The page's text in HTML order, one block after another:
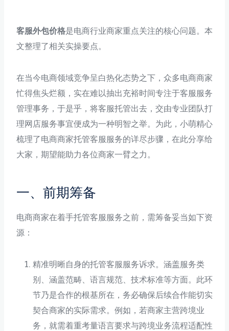
客服外包价格是电商行业商家重点关注的核心问题。本
文整理了相关实操要点。
在当今电商领域竞争呈白热化态势之下，众多电商商家
忙得焦头烂额，实在难以抽出充裕时间专注于客服服务
管理事务，于是乎，将客服托管出去，交由专业团队打
理网店服务事宜便成为一种明智之举。为此，小萌精心
梳理了电商商家托管客服服务的详尽步骤，在此分享给
大家，期望能助力各位商家一臂之力。
一、前期筹备
电商商家在着手托管客服服务之前，需筹备妥当如下资
源：
精准明晰自身的托管客服服务诉求。涵盖服务类
别、涵盖范畴、语言规范、技术标准等方面。此环
节乃是合作的根基所在，务必确保后续合作能切实
契合商家的实际需求。例如，若商家主营跨境业
务，就需着重考量语言要求与跨境业务流程适配性